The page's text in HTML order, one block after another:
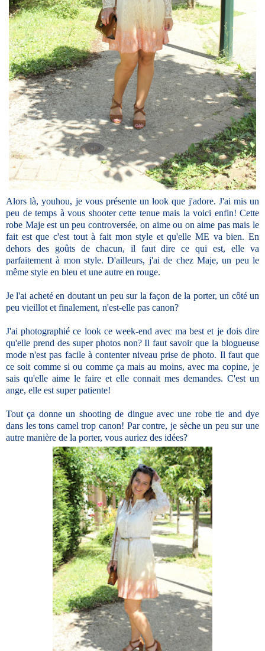
Alors là, youhou, je vous présente un look que j'adore. J'ai mis un
peu de temps à vous shooter cette tenue mais la voici enfin! Cette
robe Maje est un peu controversée, on aime ou on aime pas mais le
fait est que c'est tout à fait mon style et qu'elle ME va bien. En
dehors des goûts de chacun, il faut dire ce qui est, elle va
parfaitement à mon style. D'ailleurs, j'ai de chez Maje, un peu le
même style en bleu et une autre en rouge.
Je l'ai acheté en doutant un peu sur la façon de la porter, un côté un
peu vieillot et finalement, n'est-elle pas canon?
J'ai photographié ce look ce week-end avec ma best et je dois dire
qu'elle prend des super photos non? Il faut savoir que la blogueuse
mode n'est pas facile à contenter niveau prise de photo. Il faut que
ce soit comme si ou comme ça mais au moins, avec ma copine, je
sais qu'elle aime le faire et elle connait mes demandes. C'est un
ange, elle est super patiente!
Tout ça donne un shooting de dingue avec une robe tie and dye
dans les tons camel trop canon! Par contre, je sèche un peu sur une
autre manière de la porter, vous auriez des idées?